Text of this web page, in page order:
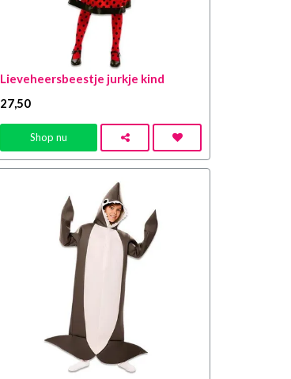
Lieveheersbeestje jurkje kind
27,50
Shop nu